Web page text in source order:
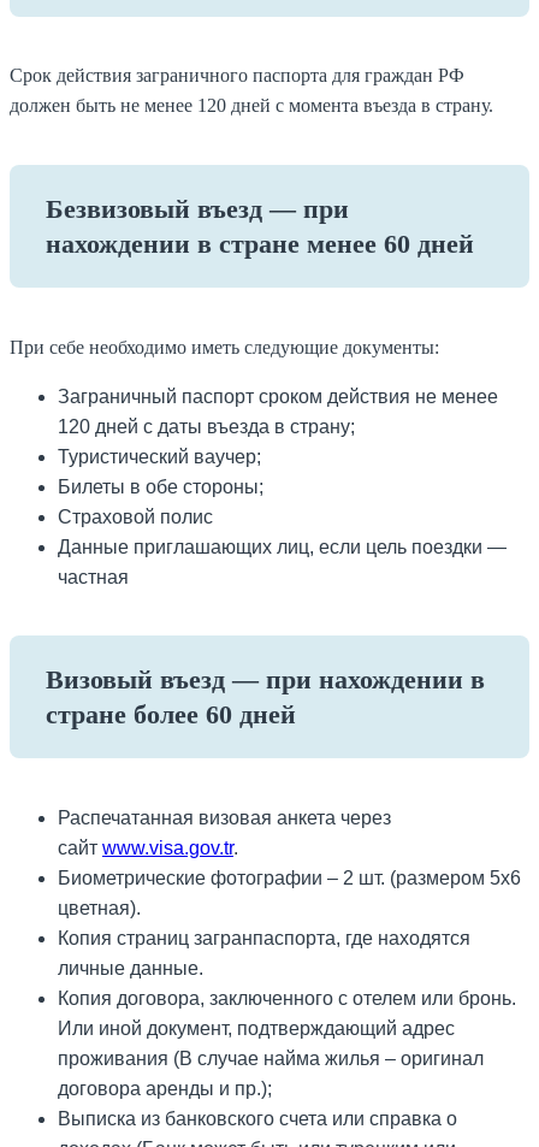
Срок действия заграничного паспорта для граждан РФ
должен быть не менее 120 дней с момента въезда в страну.
Безвизовый въезд — при
нахождении в стране менее 60 дней
При себе необходимо иметь следующие документы:
Заграничный паспорт сроком действия не менее
120 дней с даты въезда в страну;
Туристический ваучер;
Билеты в обе стороны;
Страховой полис
Данные приглашающих лиц, если цель поездки —
частная
Визовый въезд — при нахождении в
стране более 60 дней
Распечатанная визовая анкета через
сайт www.visa.gov.tr.
Биометрические фотографии – 2 шт. (размером 5х6
цветная).
Копия страниц загранпаспорта, где находятся
личные данные.
Копия договора, заключенного с отелем или бронь.
Или иной документ, подтверждающий адрес
проживания (В случае найма жилья – оригинал
договора аренды и пр.);
Выписка из банковского счета или справка о